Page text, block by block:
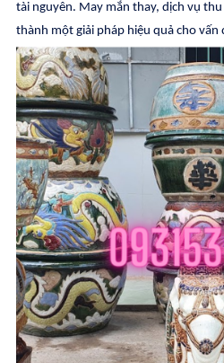
tài nguyên. May mắn thay, dịch vụ
thành một giải pháp hiệu quả cho vấn